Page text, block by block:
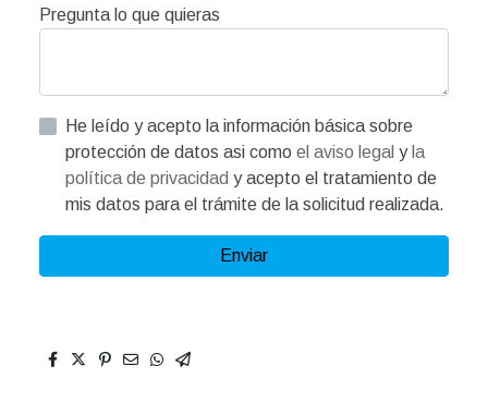
Pregunta lo que quieras
He leído y acepto la información básica sobre
protección de datos asi como el aviso legal y la
política de privacidad y acepto el tratamiento de
mis datos para el trámite de la solicitud realizada.
Enviar